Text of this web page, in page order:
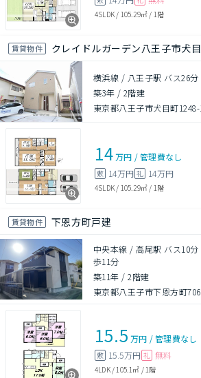
4SLDK / 105.29㎡ / 1階
賃貸物件 クレイドルガーデン八王子市犬
横浜線 / 八王子駅 バス26
築3年 / 2階建
東京都八王子市犬目町1248-
14万円 /管理費なし
敷 14万円 礼 14万円
4SLDK / 105.29㎡ / 1階
賃貸物件 下恩方町戸建
中央本線 / 高尾駅 バス10
歩11分
築11年 /2階建
東京都八王子市下恩方町
15.5 万円 /管理費なし
敷 15.5万円 礼 無料
4LDK/ 105.1㎡ / 1階